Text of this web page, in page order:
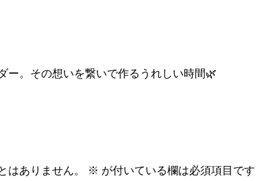
ー。その想いを繋いで作るうれしい時間🌿
はありません。 ※ が付いている欄は必須項目です